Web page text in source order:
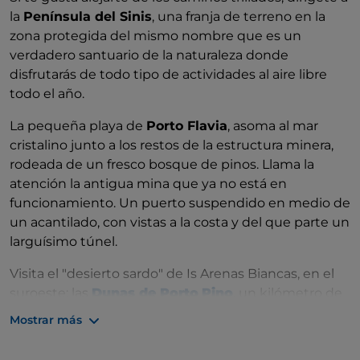
la Península del Sinis, una franja de terreno en la
zona protegida del mismo nombre que es un
verdadero santuario de la naturaleza donde
disfrutarás de todo tipo de actividades al aire libre
todo el año.
La pequeña playa de Porto Flavia, asoma al mar
cristalino junto a los restos de la estructura minera,
rodeada de un fresco bosque de pinos. Llama la
atención la antigua mina que ya no está en
funcionamiento. Un puerto suspendido en medio de
un acantilado, con vistas a la costa y del que parte un
larguísimo túnel.
Visita el "desierto sardo" de Is Arenas Biancas, en el
Pino
colinas arenosas moldeadas por el viento que
Mostrar más